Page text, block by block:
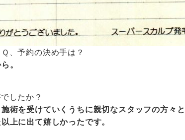
、予約の決め手は？
。
したか？
術を受けていくうちに親切なスタッフの方々
上に出て嬉しかったです。